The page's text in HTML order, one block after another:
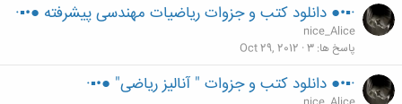
·▪•● دانلود کتب و جزوات ریاضیات مهندسی پیشرفته ●•▪·
nice_Alice
پاسخ ها 3
Oct 29, 2012
·▪•● دانلود کتب و جزوات " آنالیز ریاضی" ●•▪·